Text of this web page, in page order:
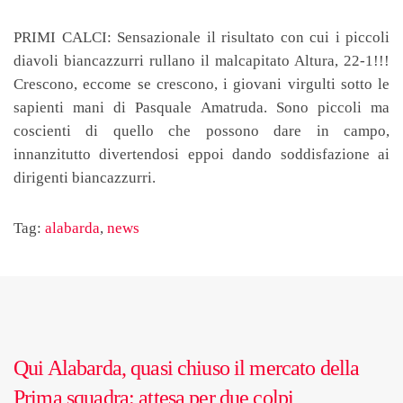
PRIMI CALCI: Sensazionale il risultato con cui i piccoli
diavoli biancazzurri rullano il malcapitato Altura, 22-1!!!
Crescono, eccome se crescono, i giovani virgulti sotto le
sapienti mani di Pasquale Amatruda. Sono piccoli ma
coscienti di quello che possono dare in campo,
innanzitutto divertendosi eppoi dando soddisfazione ai
dirigenti biancazzurri.
Tag: alabarda, news
Qui Alabarda, quasi chiuso il mercato della
Prima squadra: attesa per due colpi